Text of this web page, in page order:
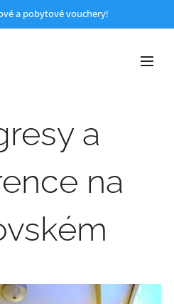
a pobytové vouchery!
a
na